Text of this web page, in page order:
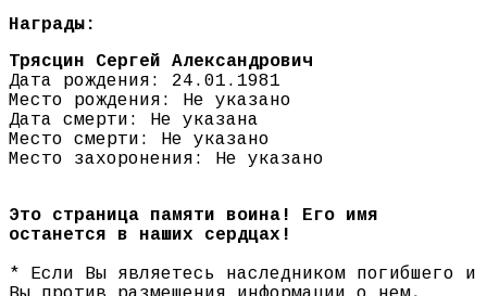
Награды:
Трясцин Сергей Александрович
Дата рождения: 24.01.1981
Место рождения: Не указано
Дата смерти: Не указана
Место смерти: Не указано
Место захоронения: Не указано
Это страница памяти воина! Его имя
останется в наших сердцах!
* Если Вы являетесь наследником погибшего и